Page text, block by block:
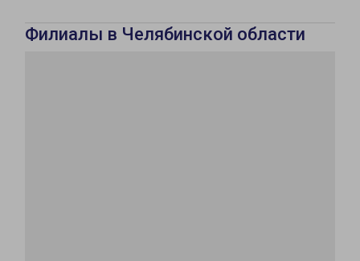
Филиалы в Челябинской области